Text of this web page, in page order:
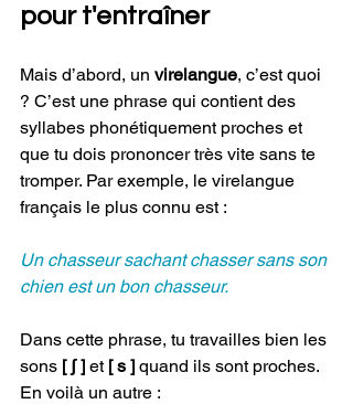
pour t'entraîner
Mais d’abord, un virelangue, c’est quoi
? C’est une phrase qui contient des
syllabes phonétiquement proches et
que tu dois prononcer très vite sans te
tromper. Par exemple, le virelangue
français le plus connu est :
Un chasseur sachant chasser sans son
chien est un bon chasseur.
Dans cette phrase, tu travailles bien les
sons [ ʃ ] et [ s ] quand ils sont proches.
En voilà un autre :